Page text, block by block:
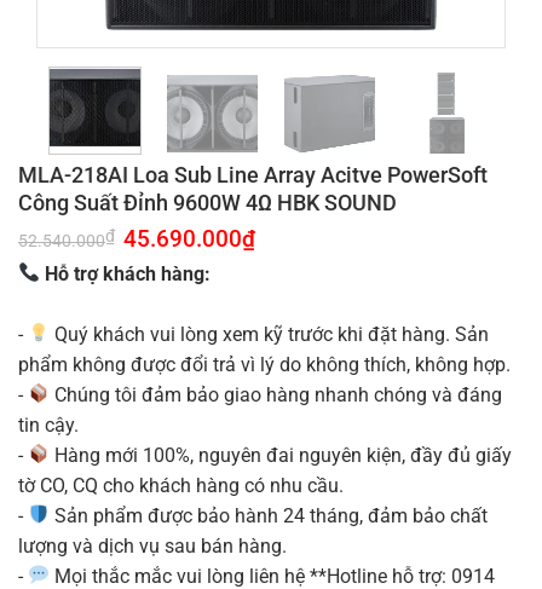
MLA-218AI Loa Sub Line Array Acitve PowerSoft
Công Suất Đỉnh 9600W 4Ω HBK SOUND
52.540.000₫ Giá
gốc
là:
52.540.000₫.
45.690.000₫Giá
Hỗ trợ khách hàng:
-
Quý khách vui lòng xem kỹ trước khi đặt hàng. Sản
phẩm không được đổi trả vì lý do không thích, không hợp.
-
Chúng tôi đảm bảo giao hàng nhanh chóng và đáng
tin cậy.
-
Hàng mới 100%, nguyên đai nguyên kiện, đầy đủ giấy
tờ CO, CQ cho khách hàng có nhu cầu.
-
Sản phẩm được bảo hành 24 tháng, đảm bảo chất
lượng và dịch vụ sau bán hàng.
-
Mọi thắc mắc vui lòng liên hệ **Hotline hỗ trợ: 0914